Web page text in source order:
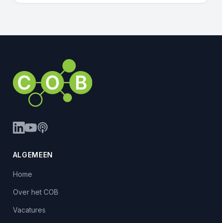
ALGEMEEN
Home
Over het COB
Vacatures